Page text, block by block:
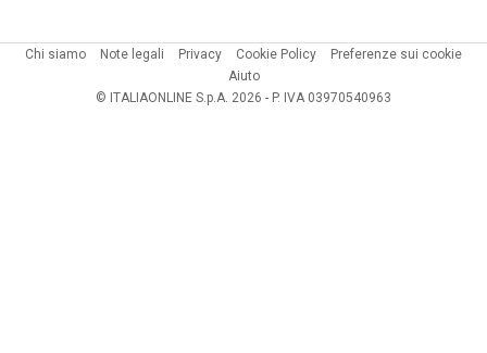
Chi siamo Note legali Privacy Cookie Policy
Preferenze sui cookie
Aiuto
© ITALIAONLINE S.p.A. 2026 - P. IVA 03970540963